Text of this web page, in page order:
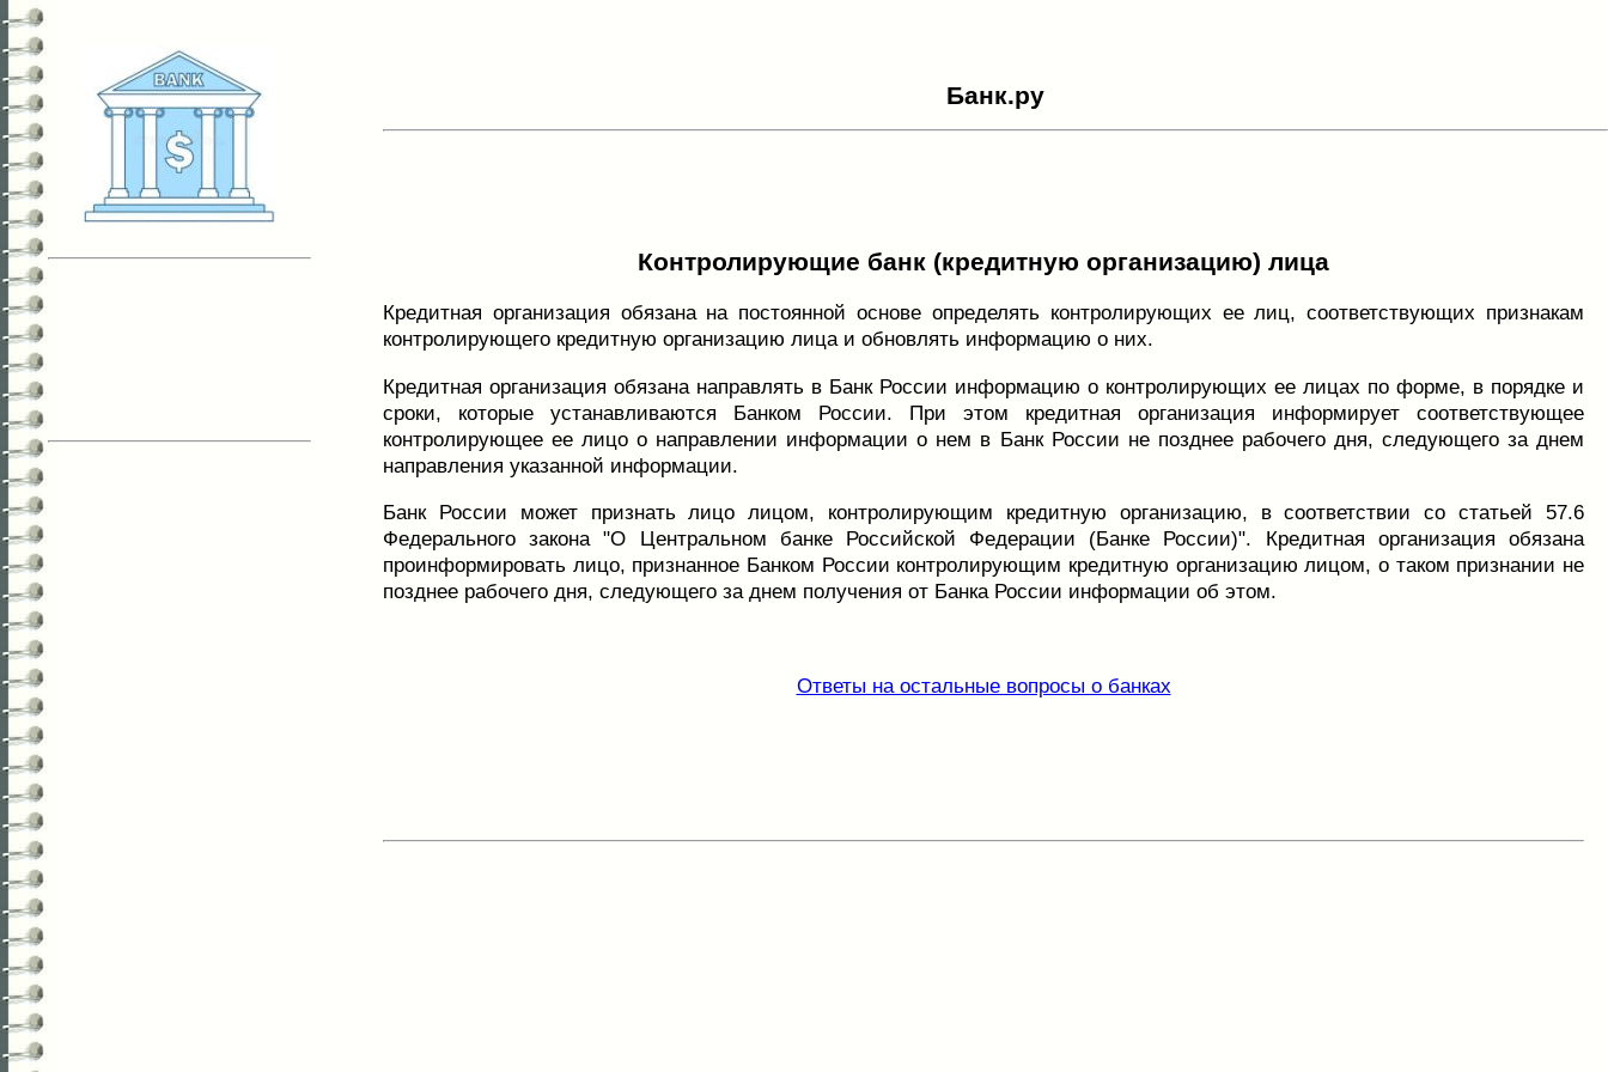
Банк.ру
Контролирующие банк (кредитную организацию) лица
Кредитная организация обязана на постоянной основе определять контролирующих ее лиц, соответствующих признакам
контролирующего кредитную организацию лица и обновлять информацию о них.
Кредитная организация обязана направлять в Банк России информацию о контролирующих ее лицах по форме, в порядке и
сроки, которые устанавливаются Банком России. При этом кредитная организация информирует соответствующее
контролирующее ее лицо о направлении информации о нем в Банк России не позднее рабочего дня, следующего за днем
направления указанной информации.
Банк России может признать лицо лицом, контролирующим кредитную организацию, в соответствии со статьей 57.6
Федерального закона "О Центральном банке Российской Федерации (Банке России)". Кредитная организация обязана
проинформировать лицо, признанное Банком России контролирующим кредитную организацию лицом, о таком признании не
позднее рабочего дня, следующего за днем получения от Банка России информации об этом.
Ответы на остальные вопросы о банках